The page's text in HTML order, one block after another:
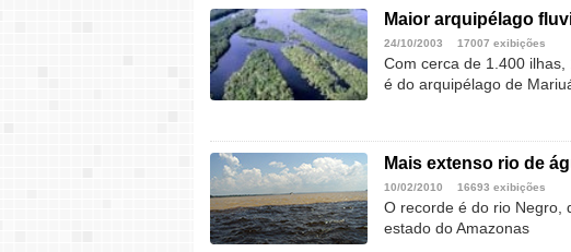
Maior arquipélago
24/10/2003 17007 exibições
Com cerca de 1.400
é do arquipélago de
Mais extenso rio de
10/02/2010 16693 exibições
O recorde é do rio Negro,
estado do Amazonas